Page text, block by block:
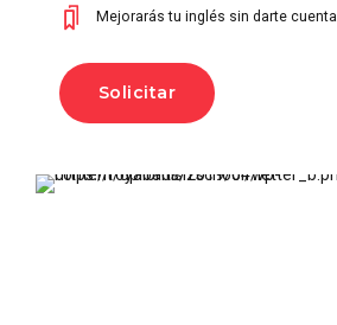
Mejorarás tu inglés sin darte cuenta
Solicitar